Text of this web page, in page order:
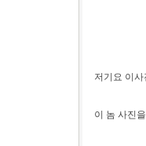
저기요 이
이 놈 사진